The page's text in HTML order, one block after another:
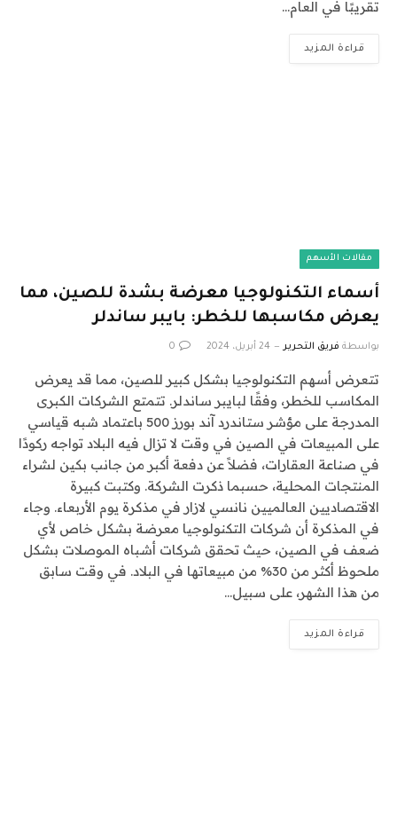
تقريبًا في العام…
قراءة المزيد
مقالات الأسهم
أسماء التكنولوجيا معرضة بشدة للصين، مما
يعرض مكاسبها للخطر: بايبر ساندلر
بواسطة فريق التحرير 24 أبريل، 2024 0
تتعرض أسهم التكنولوجيا بشكل كبير للصين، مما قد يعرض
المكاسب للخطر، وفقًا لبايبر ساندلر. تتمتع الشركات الكبرى
المدرجة على مؤشر ستاندرد آند بورز 500 باعتماد شبه قياسي
على المبيعات في الصين في وقت لا تزال فيه البلاد تواجه ركودًا
في صناعة العقارات، فضلاً عن دفعة أكبر من جانب بكين لشراء
المنتجات المحلية، حسبما ذكرت الشركة. وكتبت كبيرة
الاقتصاديين العالميين نانسي لازار في مذكرة يوم الأربعاء. وجاء
في المذكرة أن شركات التكنولوجيا معرضة بشكل خاص لأي
ضعف في الصين، حيث تحقق شركات أشباه الموصلات بشكل
ملحوظ أكثر من 30% من مبيعاتها في البلاد. في وقت سابق
من هذا الشهر، على سبيل…
قراءة المزيد